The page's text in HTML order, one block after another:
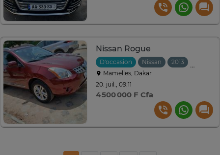
Nissan Rogue
D'occasion Nissan 2013
Mamelles, Dakar
20. juil., 09:11
4 500 000 F Cfa